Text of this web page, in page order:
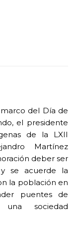
del Día de
el presidente
de la LXII
Martínez
deber ser
se acuerde la
la población en
puentes de
una sociedad